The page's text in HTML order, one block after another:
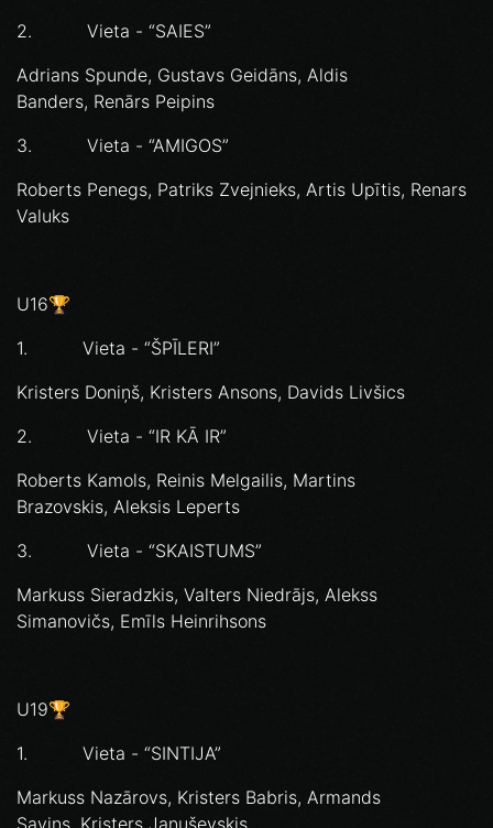
2. Vieta - “SAIES”
Adrians Spunde, Gustavs Geidāns, Aldis
Banders, Renārs Peipins
3. Vieta - “AMIGOS”
Roberts Penegs, Patriks Zvejnieks, Artis Upītis, Renars
Valuks
U16🏆
1. Vieta - “ŠPĪLERI”
Kristers Doniņš, Kristers Ansons, Davids Livšics
2. Vieta - “IR KĀ IR”
Roberts Kamols, Reinis Melgailis, Martins
Brazovskis, Aleksis Leperts
3. Vieta - “SKAISTUMS”
Markuss Sieradzkis, Valters Niedrājs, Alekss
Simanovičs, Emīls Heinrihsons
U19🏆
1. Vieta - “SINTIJA”
Markuss Nazārovs, Kristers Babris, Armands